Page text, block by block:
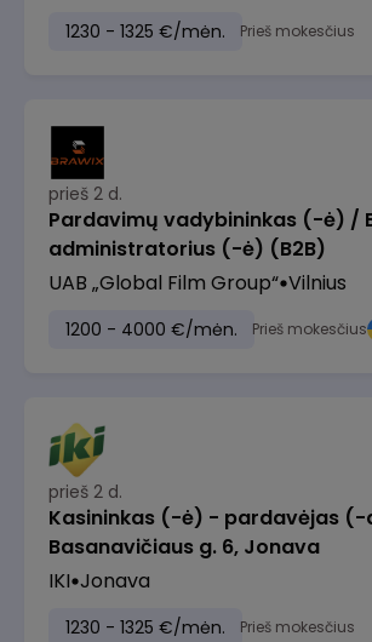
1230 - 1325 €/mėn. Prieš mokesčius
prieš 2 d.
Pardavimų vadybininkas (-ė) /
administratorius (-ė) (B2B)
UAB „Global Film Group“ Vilnius
1200 - 4000 €/mėn. Prieš mokesčius
prieš 2 d.
Kasininkas (-ė) - pardavėjas (-
Basanavičiaus g. 6, Jonava
IKI Jonava
1230 - 1325 €/mėn. Prieš mokesčius